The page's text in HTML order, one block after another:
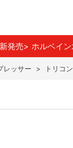
発売> ホルベイ
レッサー > トリコ